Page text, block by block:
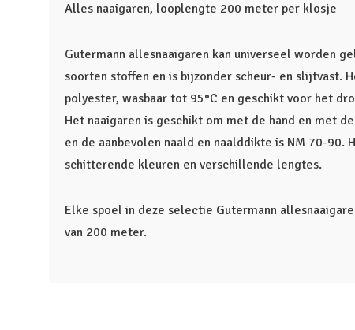
Alles naaigaren, looplengte 200 meter per klosje
Gutermann allesnaaigaren kan universeel worden
soorten stoffen en is bijzonder scheur- en slijtvast.
polyester, wasbaar tot 95°C en geschikt voor het
Het naaigaren is geschikt om met de hand en met
en de aanbevolen naald en naalddikte is NM 70-90.
schitterende kleuren en verschillende lengtes.
Elke spoel in deze selectie Gutermann
van 200 meter.